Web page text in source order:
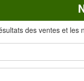
des ventes et